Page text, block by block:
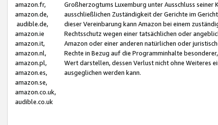
amazon.fr,
amazon.de,
audible.de,
amazon.ie
amazon.it,
amazon.nl,
amazon.pl,
amazon.es,
amazon.se,
amazon.co.uk,
audible.co.uk
Großherzogtums Luxemburg unter Ausschluss
ausschließlichen Zuständigkeit der Gerichte im
dieser Vereinbarung kann Amazon bei einem
Rechtsschutz wegen einer tatsächlichen oder
Amazon oder einer anderen natürlichen oder
Rechte in Bezug auf die Programminhalte
Wert darstellen, dessen Verlust nicht ohne Weiteres
ausgeglichen werden kann.